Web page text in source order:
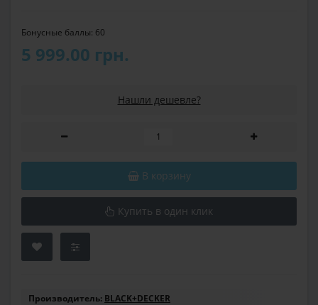
Бонусные баллы: 60
5 999.00 грн.
Нашли дешевле?
В корзину
Купить в один клик
Производитель: BLACK+DECKER